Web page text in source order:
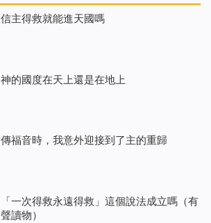
信主得救就能進天國嗎
神的國度在天上還是在地上
傳福音時，我意外迎接到了主的重歸
「一次得救永遠得救」這個說法成立嗎（有
聲讀物）